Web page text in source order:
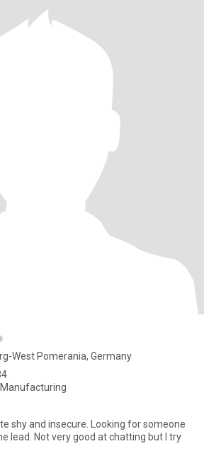
West Pomerania, Germany
Manufacturing
shy and insecure. Looking for someone
lead. Not very good at chatting but I try